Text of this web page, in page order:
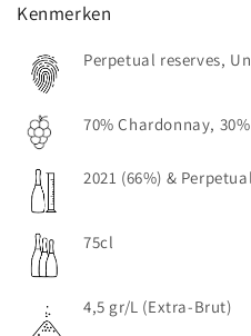
Kenmerken
Perpetual reserves,
70% Chardonnay,
2021 (66%) &
75cl
4,5 gr/L (Extra-Brut)